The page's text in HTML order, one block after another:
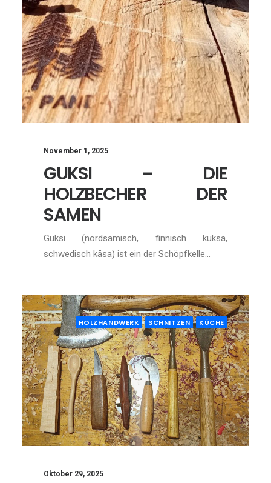
November 1, 2025
GUKSI – DIE
HOLZBECHER DER
SAMEN
Guksi (nordsamisch, finnisch kuksa,
schwedisch kåsa) ist ein der Schöpfkelle…
HOLZHANDWERK SCHNITZEN KÜCHE
Oktober 29, 2025